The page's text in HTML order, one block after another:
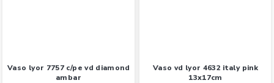
vaso lyor 7757 c/pe vd diamond
ambar
vaso vd lyor 4632 italy pink
13x17cm